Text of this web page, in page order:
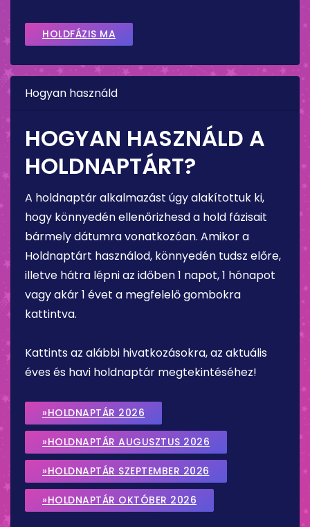
HOLDFÁZIS MA
Hogyan használd
HOGYAN HASZNÁLD A
HOLDNAPTÁRT?
A holdnaptár alkalmazást úgy alakítottuk ki,
hogy könnyedén ellenőrizhesd a hold fázisait
bármely dátumra vonatkozóan. Amikor a
Holdnaptárt használod, könnyedén tudsz előre,
illetve hátra lépni az időben 1 napot, 1 hónapot
vagy akár 1 évet a megfelelő gombokra
kattintva.
Kattints az alábbi hivatkozásokra, az aktuális
éves és havi holdnaptár megtekintéséhez!
»HOLDNAPTÁR 2026
»HOLDNAPTÁR AUGUSZTUS 2026
»HOLDNAPTÁR SZEPTEMBER 2026
»HOLDNAPTÁR OKTÓBER 2026